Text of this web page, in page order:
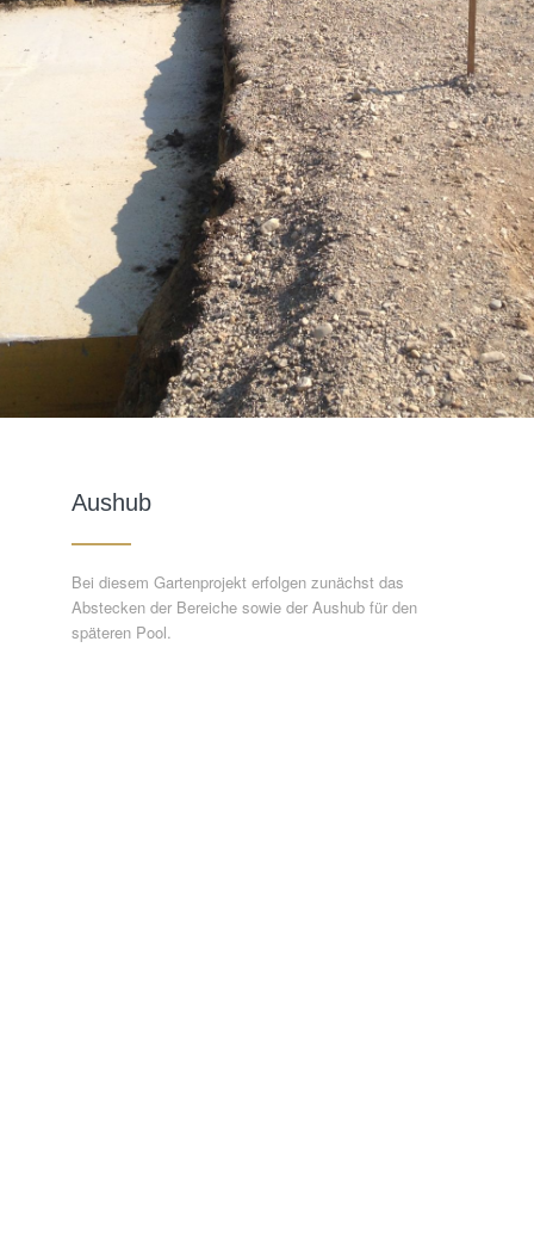
Aushub
Bei diesem Gartenprojekt erfolgen zunächst das
Abstecken der Bereiche sowie der Aushub für den
späteren Pool.